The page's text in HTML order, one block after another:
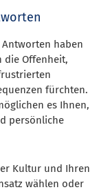
haben
die Offenheit,
fürchten.
es Ihnen,
persönliche
Kultur und Ihren
wählen oder